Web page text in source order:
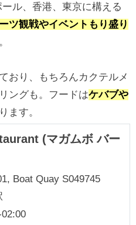
ル、香港、東京に構える
ツ観戦やイベントもり盛り
。
おり、もちろんカクテルメ
ングも。フードはケバブや
ます。
(マガムボ バー
Boat Quay S049745